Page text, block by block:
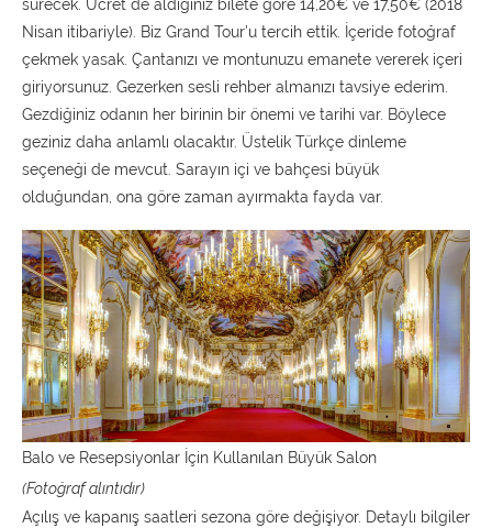
sürecek. Ücret de aldığınız bilete göre 14,20€ ve 17,50€ (2018
Nisan itibariyle). Biz Grand Tour’u tercih ettik. İçeride fotoğraf
çekmek yasak. Çantanızı ve montunuzu emanete vererek içeri
giriyorsunuz. Gezerken sesli rehber almanızı tavsiye ederim.
Gezdiğiniz odanın her birinin bir önemi ve tarihi var. Böylece
geziniz daha anlamlı olacaktır. Üstelik Türkçe dinleme
seçeneği de mevcut. Sarayın içi ve bahçesi büyük
olduğundan, ona göre zaman ayırmakta fayda var.
Balo ve Resepsiyonlar İçin Kullanılan Büyük Salon
(Fotoğraf alıntıdır)
Açılış ve kapanış saatleri sezona göre değişiyor. Detaylı bilgiler